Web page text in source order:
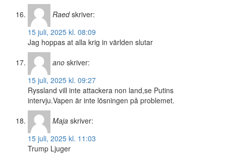
Raed skriver:
15 juli, 2025 kl. 08:09
Jag hoppas at alla krig in världen slutar
ano skriver:
15 juli, 2025 kl. 09:27
Ryssland vill inte attackera non land,se Putins
intervju.Vapen är inte lösningen på problemet.
Maja skriver:
15 juli, 2025 kl. 11:03
Trump Ljuger